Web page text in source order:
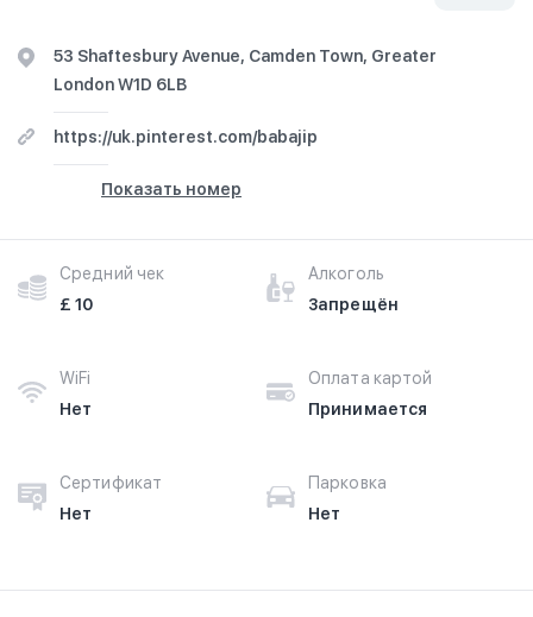
53 Shaftesbury Avenue, Camden Town, Greater
London W1D 6LB
https://uk.pinterest.com/babajip
Показать номер
Средний чек
£ 10
Алкоголь
Запрещён
WiFi
Нет
Оплата картой
Принимается
Сертификат
Нет
Парковка
Нет